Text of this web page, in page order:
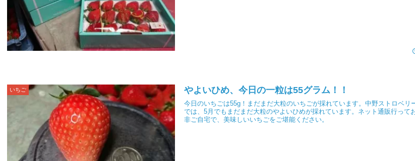
いちご やよいひめ、今日の一粒は55グラム！！
今日のいちごは55g！まだまだ大粒のいちごが採れています。中野ストロベリ
では、5月でもまだまだ大粒のやよいひめが採れています。ネット通販行って
非ご自宅で、美味しいいちごをご堪能ください。